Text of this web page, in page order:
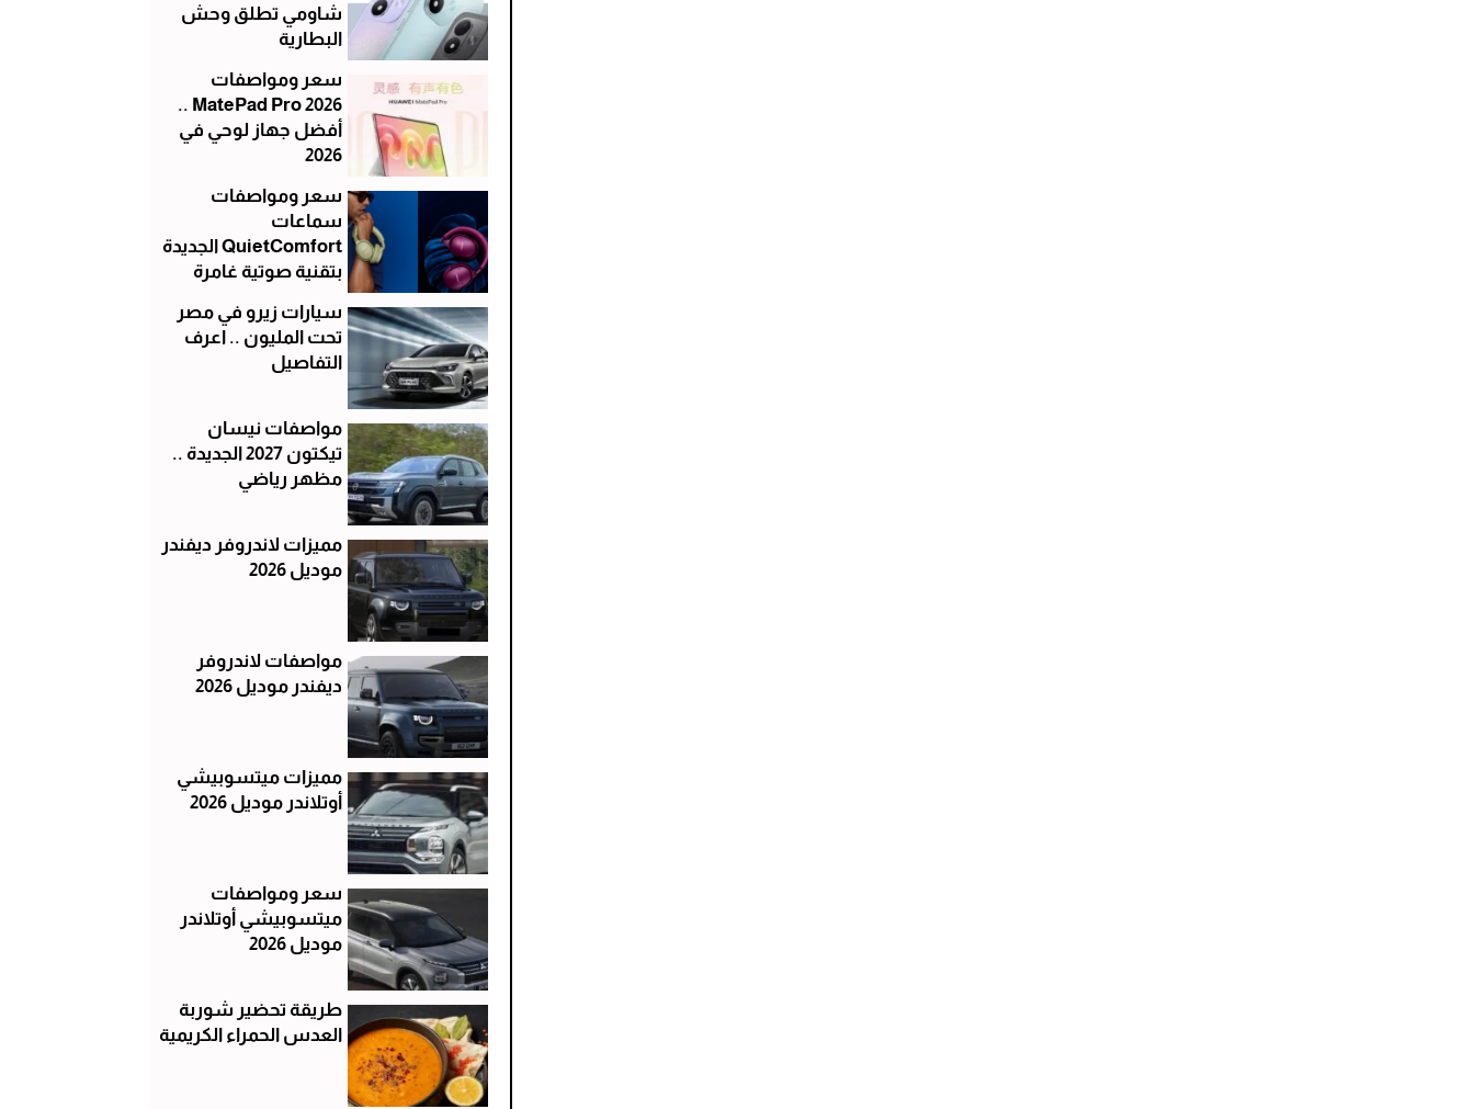
شاومي تطلق وحش
البطارية
سعر ومواصفات
MatePad Pro 2026 ..
أفضل جهاز لوحي في
2026
سعر ومواصفات
سماعات
QuietComfort الجديدة
بتقنية صوتية غامرة
سيارات زيرو في مصر
تحت المليون .. اعرف
التفاصيل
مواصفات نيسان
تيكتون 2027 الجديدة ..
مظهر رياضي
مميزات لاندروفر ديفندر
موديل 2026
مواصفات لاندروفر
ديفندر موديل 2026
مميزات ميتسوبيشي
أوتلاندر موديل 2026
سعر ومواصفات
ميتسوبيشي أوتلاندر
موديل 2026
طريقة تحضير شوربة
العدس الحمراء الكريمية